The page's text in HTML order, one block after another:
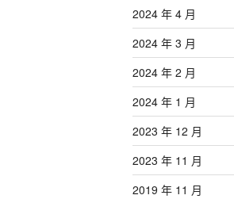
2024 年 4 月
2024 年 3 月
2024 年 2 月
2024 年 1 月
2023 年 12 月
2023 年 11 月
2019 年 11 月